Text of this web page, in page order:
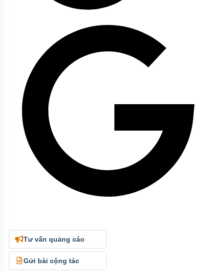
Tư vấn quảng cáo
Gửi bài cộng tác